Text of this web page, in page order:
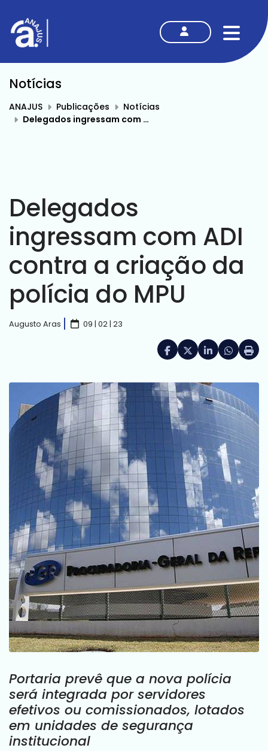
MENU
Notícias
ANAJUS Publicações
Notícias
Delegados ingressam com ADI contra a criação da polícia do MPU
Delegados
ingressam com ADI
contra a criação da
polícia do MPU
Augusto Aras 09 | 02 | 23
Portaria prevê que a nova polícia
será integrada por servidores
efetivos ou comissionados, lotados
em unidades de segurança
institucional